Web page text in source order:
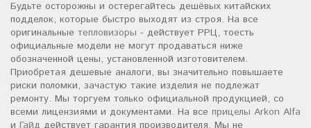
Будьте осторожны и остерегайтесь дешёвых китайских
подделок, которые быстро выходят из строя. На все
оригинальные тепловизоры - действует РРЦ, тоесть
официальные модели не могут продаваться ниже
обозначенной цены, установленной изготовителем.
Приобретая дешевые аналоги, вы значительно повышаете
риски поломки, зачастую такие изделия не подлежат
ремонту. Мы торгуем только официальной продукцией, со
всеми лицензиями и документами. На все прицелы Arkon Alfa